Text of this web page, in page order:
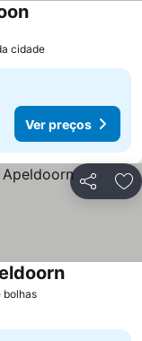
cidade
Ver preços
Partilhar
bolhas